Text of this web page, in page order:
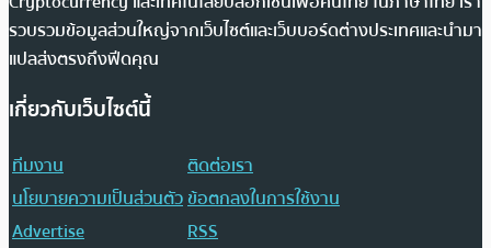
รวบรวมข้อมูลส่วนใหญ่จากเว็บไซต์และเว็บบอร์ดต่างประเทศและนำมา
แปลส่งตรงถึงฟีดคุณ
เกี่ยวกับเว็บไซต์นี้
ทีมงาน
ติดต่อเรา
นโยบายความเป็นส่วนตัวข้อตกลงในการใช้งาน
Advertise
RSS